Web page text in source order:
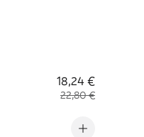
18,24 €
22,80 €